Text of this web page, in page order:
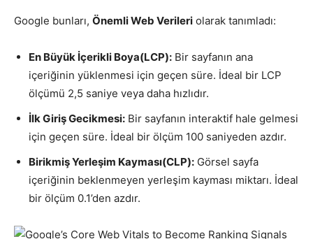
Google bunları, Önemli Web Verileri olarak tanımladı:
En Büyük İçerikli Boya(LCP): Bir sayfanın ana
içeriğinin yüklenmesi için geçen süre. İdeal bir LCP
ölçümü 2,5 saniye veya daha hızlıdır.
İlk Giriş Gecikmesi: Bir sayfanın interaktif hale gelmesi
için geçen süre. İdeal bir ölçüm 100 saniyeden azdır.
Birikmiş Yerleşim Kayması(CLP): Görsel sayfa
içeriğinin beklenmeyen yerleşim kayması miktarı. İdeal
bir ölçüm 0.1’den azdır.